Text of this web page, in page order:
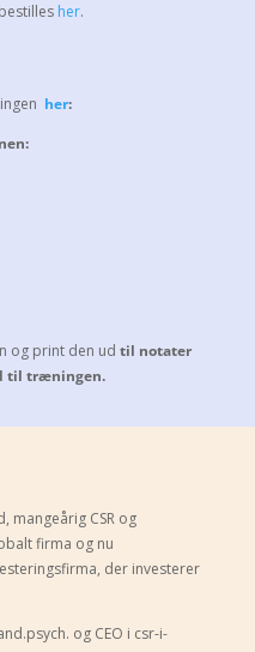
her.
her:
og print den ud til notater
til træningen.
mangeårig CSR og
firma og nu
der investerer
og CEO i csr-i-